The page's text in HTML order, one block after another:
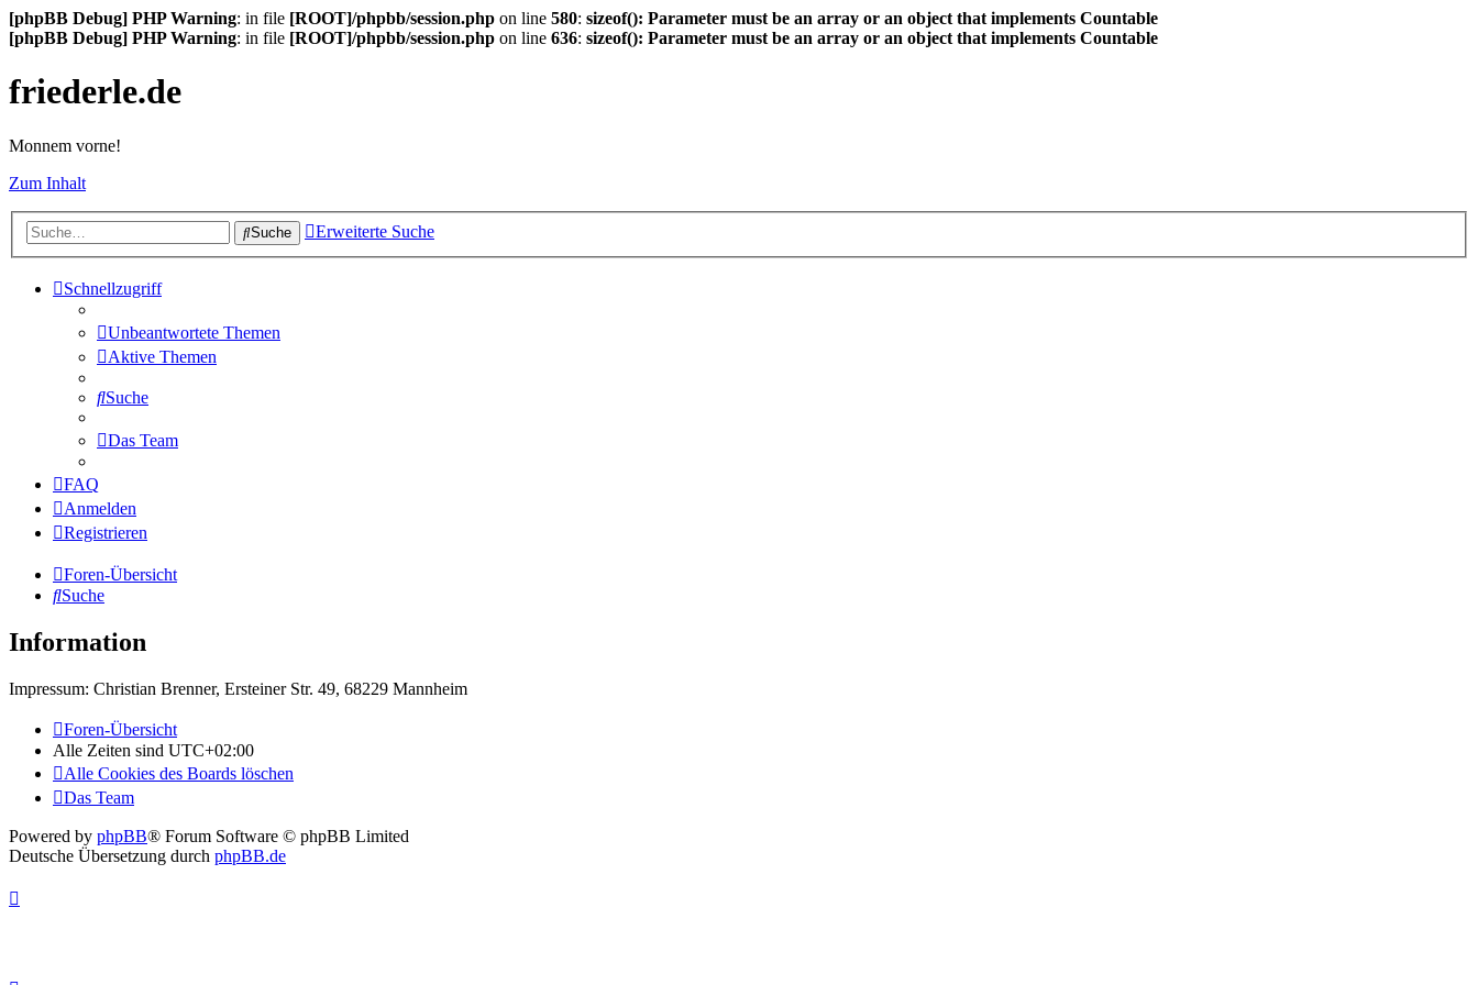
[phpBB Debug] PHP Warning: in file [ROOT]/phpbb/session.php on line 580: sizeof(): Parameter must be an array or an object that implements Countable
[phpBB Debug] PHP Warning: in file [ROOT]/phpbb/session.php on line 636: sizeof(): Parameter must be an array or an object that implements Countable
friederle.de
Monnem vorne!
Zum Inhalt
Suche Erweiterte Suche
Schnellzugriff
Unbeantwortete Themen
Aktive Themen
Suche
Das Team
FAQ
Anmelden
Registrieren
Foren-Übersicht
Suche
Information
Impressum: Christian Brenner, Ersteiner Str. 49, 68229 Mannheim
Foren-Übersicht
Alle Zeiten sind UTC+02:00
Alle Cookies des Boards löschen
Das Team
Powered by phpBB® Forum Software © phpBB Limited
Deutsche Übersetzung durch phpBB.de